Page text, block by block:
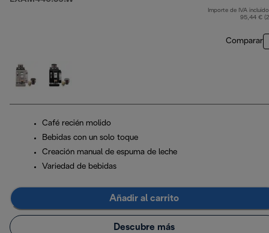
Importe de IVA
95,44 €
Comparar
Café recién molido
Bebidas con un solo toque
Creación manual de espuma de leche
Variedad de bebidas
Añadir al carrito
Descubre más